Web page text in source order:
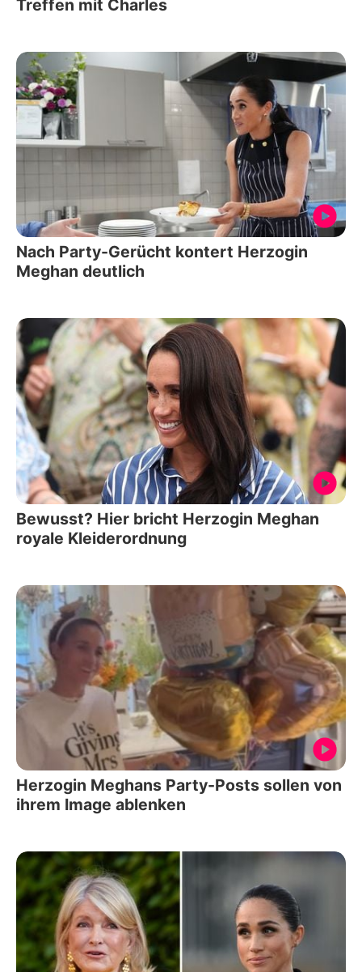
Treffen mit Charles
Nach Party-Gerücht kontert Herzogin
Meghan deutlich
Bewusst? Hier bricht Herzogin Meghan
royale Kleiderordnung
Herzogin Meghans Party-Posts sollen von
ihrem Image ablenken